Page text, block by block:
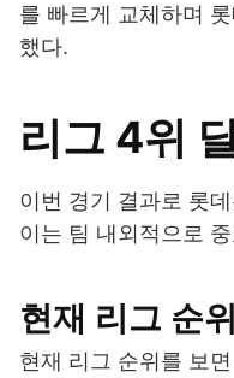
를 빠르게 교체하며
했다.
리그 4위
이번 경기 결과로 롯
이는 팀 내외적으로
현재 리그 순
현재 리그 순위를 보